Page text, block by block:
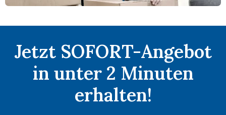
Jetzt SOFORT-Angebot
in unter 2 Minuten
erhalten!